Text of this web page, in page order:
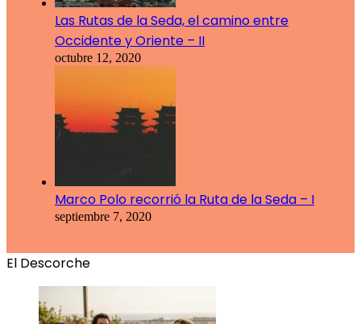
Las Rutas de la Seda, el camino entre
Occidente y Oriente – II
octubre 12, 2020
Marco Polo recorrió la Ruta de la Seda – I
septiembre 7, 2020
El Descorche